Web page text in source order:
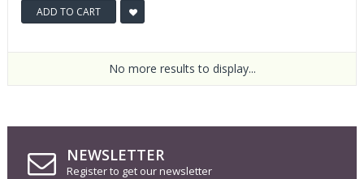
ADD TO CART
No more results to display...
NEWSLETTER
Register to get our newsletter